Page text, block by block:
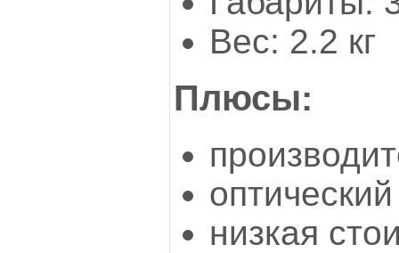
Вес: 2.2 кг
Плюсы:
низкая